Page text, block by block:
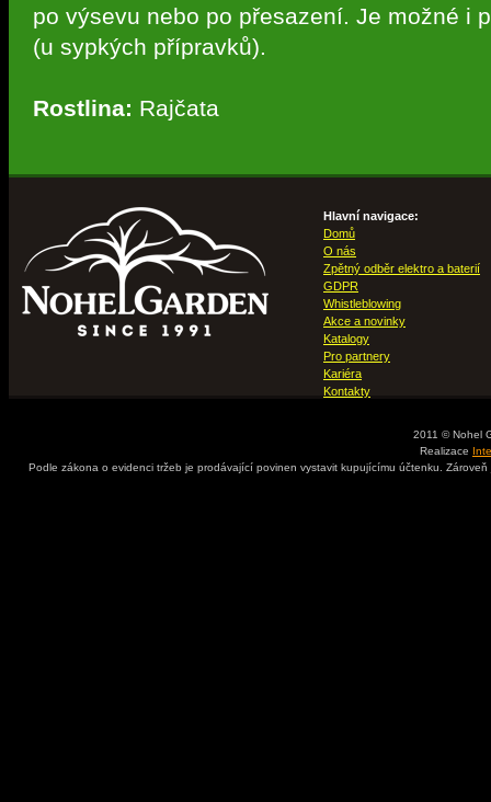
po výsevu nebo po přesazení. Je možné i
(u sypkých přípravků).
Rostlina: Rajčata
Hlavní navigace:
Domů
O nás
Zpětný odběr elektro a baterií
GDPR
Whistleblowing
Akce a novinky
Katalogy
Pro partnery
Kariéra
Kontakty
2011 © Nohel
Realizace
Podle zákona o evidenci tržeb je prodávající povinen vystavit kupujícímu účtenku.